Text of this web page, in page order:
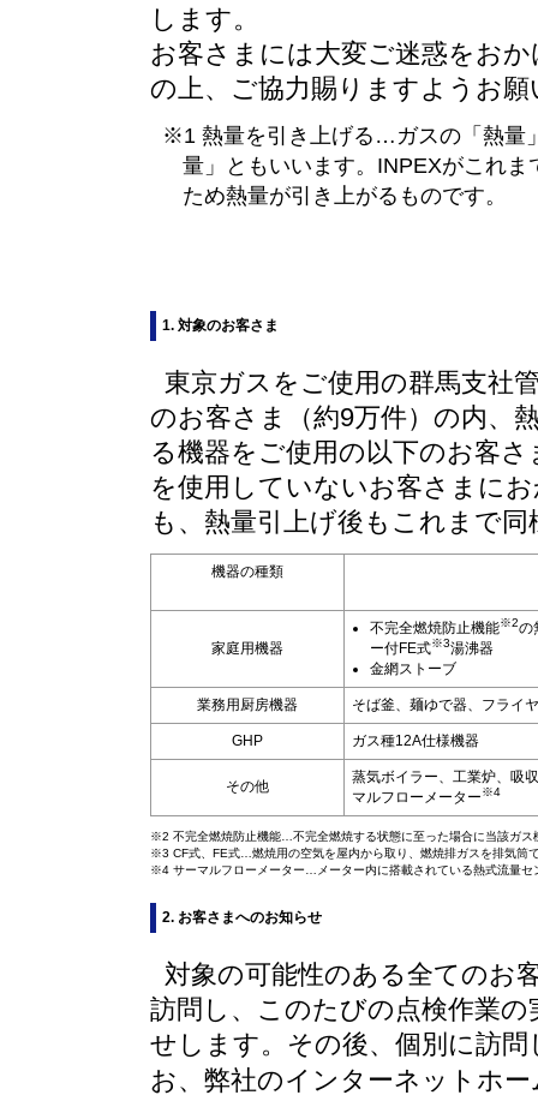
します。
お客さまには大変ご迷惑をお
の上、ご協力賜りますようお
※1 熱量を引き上げる…ガスの「熱量
量」ともいいます。INPEXがこれ
ため熱量が引き上がるものです。
1. 対象のお客さま
東京ガスをご使用の群馬支社
のお客さま（約9万件）の内、
る機器をご使用の以下のお客
を使用していないお客さまに
も、熱量引上げ後もこれまで
機器の種類
家庭用機器
不完全燃焼防止機能※2の
ー付FE式※3湯沸器
金網ストーブ
業務用厨房機器 そば釜、麺ゆで器、フライ
GHP ガス種12A仕様機器
その他
蒸気ボイラー、工業炉、吸
マルフローメーター※4
※2 不完全燃焼防止機能…不完全燃焼する状態に至った場合に当該ガ
※3 CF式、FE式…燃焼用の空気を屋内から取り、燃焼排ガスを排気筒
※4 サーマルフローメーター…メーター内に搭載されている熱式流量
2. お客さまへのお知らせ
対象の可能性のある全てのお
訪問し、このたびの点検作業
せします。その後、個別に訪
お、弊社のインターネットホ